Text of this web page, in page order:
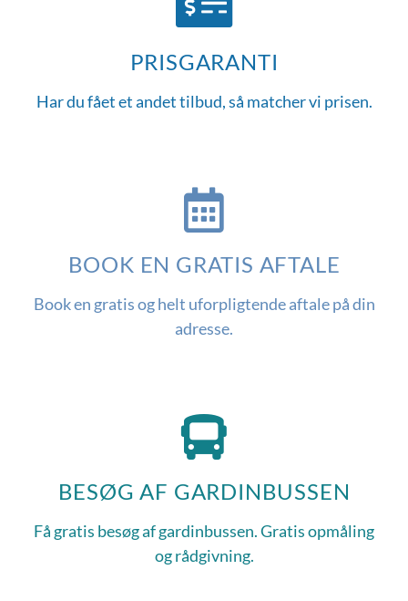
PRISGARANTI
Har du fået et andet tilbud, så matcher vi prisen.
BOOK EN GRATIS AFTALE
Book en gratis og helt uforpligtende aftale på din
adresse.
BESØG AF GARDINBUSSEN
Få gratis besøg af gardinbussen. Gratis opmåling
og rådgivning.